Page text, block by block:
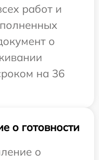
работ и
о
на 36
о готовности
о